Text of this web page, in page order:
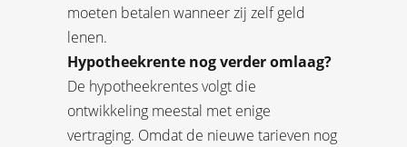
moeten betalen wanneer zij zelf geld
lenen.
Hypotheekrente nog verder omlaag?
De hypotheekrentes volgt die
ontwikkeling meestal met enige
vertraging. Omdat de nieuwe tarieven nog